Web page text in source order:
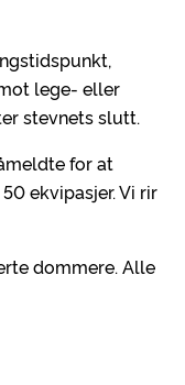
lege- eller
stevnets slutt.
for at
ekvipasjer. Vi rir
dommere. Alle